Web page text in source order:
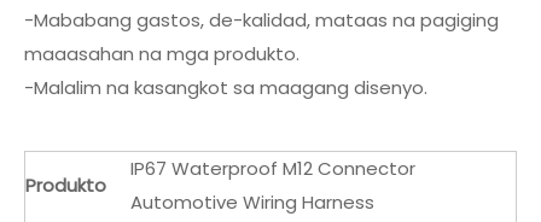
-Mababang gastos, de-kalidad, mataas na pagiging
maaasahan na mga produkto.
-Malalim na kasangkot sa maagang disenyo.
Produkto
IP67 Waterproof M12 Connector
Automotive Wiring Harness